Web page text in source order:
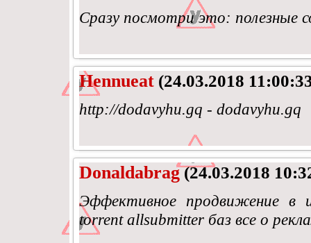
Сразу посмотри это: полезные
Hennueat (24.03.2018
http://dodavyhu.gq - dodavyhu.gq
Donaldabrag(24.03.2018
Эффективное продвижение в
torrent allsubmitter баз все о